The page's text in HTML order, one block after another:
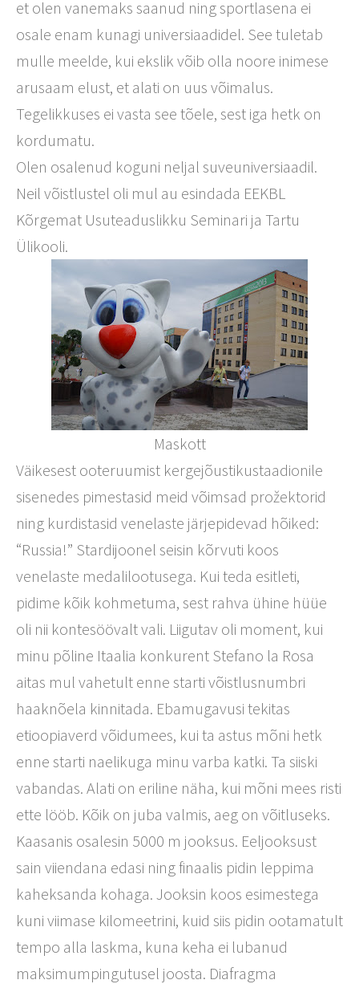
et olen vanemaks saanud ning sportlasena ei
osale enam kunagi universiaadidel. See tuletab
mulle meelde, kui ekslik võib olla noore inimese
arusaam elust, et alati on uus võimalus.
Tegelikkuses ei vasta see tõele, sest iga hetk on
kordumatu.
Olen osalenud koguni neljal suveuniversiaadil.
Neil võistlustel oli mul au esindada EEKBL
Kõrgemat Usuteaduslikku Seminari ja Tartu
Ülikooli.
Maskott
Väikesest ooteruumist kergejõustikustaadionile
sisenedes pimestasid meid võimsad prožektorid
ning kurdistasid venelaste järjepidevad hõiked:
“Russia!” Stardijoonel seisin kõrvuti koos
venelaste medalilootusega. Kui teda esitleti,
pidime kõik kohmetuma, sest rahva ühine hüüe
oli nii kontesöövalt vali. Liigutav oli moment, kui
minu põline Itaalia konkurent Stefano la Rosa
aitas mul vahetult enne starti võistlusnumbri
haaknõela kinnitada. Ebamugavusi tekitas
etioopiaverd võidumees, kui ta astus mõni hetk
enne starti naelikuga minu varba katki. Ta siiski
vabandas. Alati on eriline näha, kui mõni mees risti
ette lööb. Kõik on juba valmis, aeg on võitluseks.
Kaasanis osalesin 5000 m jooksus. Eeljooksust
sain viiendana edasi ning finaalis pidin leppima
kaheksanda kohaga. Jooksin koos esimestega
kuni viimase kilomeetrini, kuid siis pidin ootamatult
tempo alla laskma, kuna keha ei lubanud
maksimumpingutusel joosta. Diafragma